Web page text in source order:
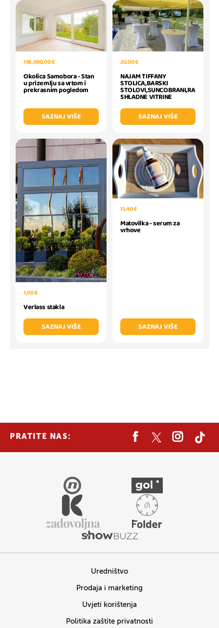
156.000,00 €
Okolica Samobora - Stan
u prizemlju sa vrtom i
prekrasnim pogledom
SAZNAJ VIŠE
20,00 €
NAJAM TIFFANY
STOLICA,BARSKI
STOLOVI,SUNCOBRANI,RA
SHLADNE VITRINE
SAZNAJ VIŠE
1,00 €
Verlass stakla
SAZNAJ VIŠE
11,40 €
Matovilka - serum za
vrhove
SAZNAJ VIŠE
PRATITE NAS:
Uredništvo
Prodaja i marketing
Uvjeti korištenja
Politika zaštite privatnosti